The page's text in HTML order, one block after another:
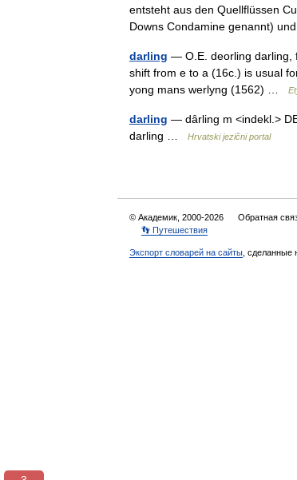
entsteht aus den Quellflüssen
Downs Condamine genannt)
darling — O.E. deorling darling,
shift from e to a (16c.) is usual
yong mans werlyng (1562) …
darling — dȃrling m <indekl.>
darling …
Hrvatski jezični portal
© Академик, 2000-2026 Обратная
👣 Путешествия
Экспорт словарей на сайты , сделанные